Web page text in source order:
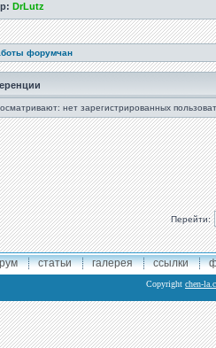
DrLutz
форумчан
нет зарегистрированных
Перейти:
статьи галерея ссылки
Copyright chen-